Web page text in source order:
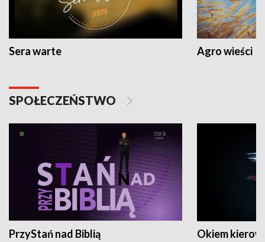
Sera warte Agro wieści
SPOŁECZEŃSTWO
PrzyStań nad Biblią Okiem